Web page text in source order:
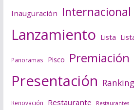
Inauguración Internacional
Lanzamiento Lista
Panoramas Pisco Premiación
Presentación Ranking
Renovación Restaurante Restaurantes